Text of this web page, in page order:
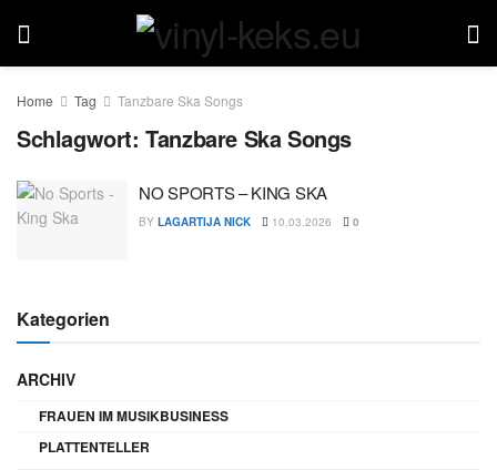
Home Tag Tanzbare Ska Songs
Schlagwort:Tanzbare Ska Songs
NO SPORTS – KING SKA
BY LAGARTIJA NICK 10.03.2026 0
Kategorien
ARCHIV
FRAUEN IM MUSIKBUSINESS
PLATTENTELLER